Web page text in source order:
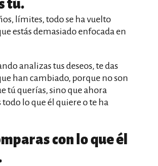
tú.
límites, todo se ha vuelto
estás demasiado enfocada en
analizas tus deseos, te das
han cambiado, porque no son
tú querías, sino que ahora
lo que él quiere o te ha
con lo que él